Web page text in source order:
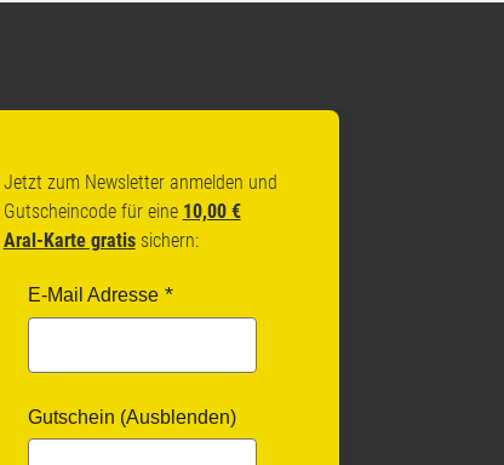
Jetzt zum Newsletter anmelden und
Gutscheincode für eine 10,00 €
Aral-Karte gratissichern:
E-Mail Adresse
Gutschein (Ausblenden)